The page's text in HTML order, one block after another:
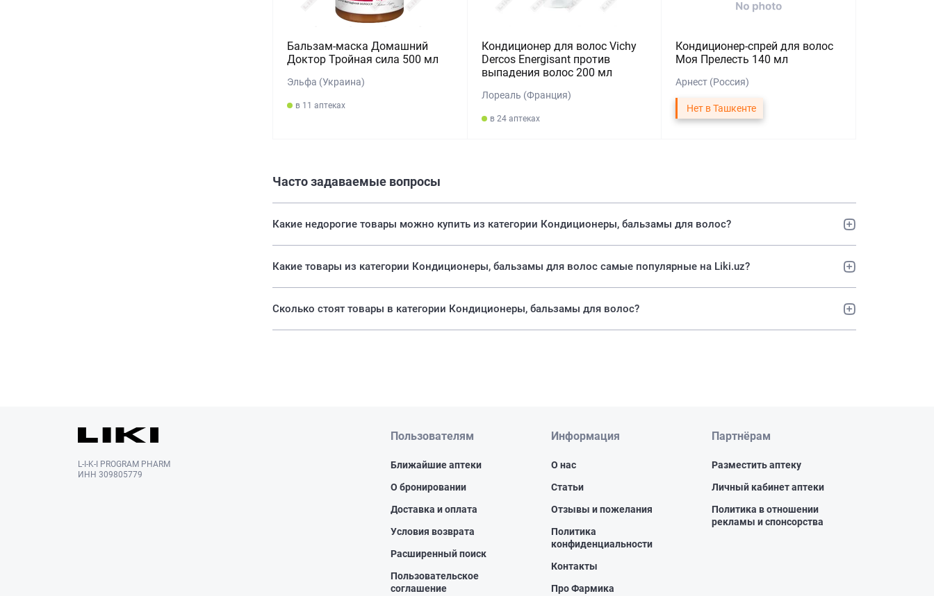
Бальзам-маска Домашний
Доктор Тройная сила 500 мл
Эльфа (Украина)
в 11 аптеках
Кондиционер для волос Vichy
Dercos Energisant против
выпадения волос 200 мл
Лореаль (Франция)
в 24 аптеках
Кондиционер-спрей для волос
Моя Прелесть 140 мл
Арнест (Россия)
Нет в Ташкенте
Часто задаваемые вопросы
Какие недорогие товары можно купить из категории Кондиционеры, бальзамы для волос?
Какие товары из категории Кондиционеры, бальзамы для волос самые популярные на Liki.uz?
Сколько стоят товары в категории Кондиционеры, бальзамы для волос?
L-I-K-I PROGRAM PHARM
ИНН 309805779
Пользователям
Ближайшие аптеки
О бронировании
Доставка и оплата
Условия возврата
Расширенный поиск
Пользовательское
соглашение
Информация
О нас
Статьи
Отзывы и пожелания
Политика
конфиденциальности
Контакты
Про Фармика
Партнёрам
Разместить аптеку
Личный кабинет аптеки
Политика в отношении
рекламы и спонсорства